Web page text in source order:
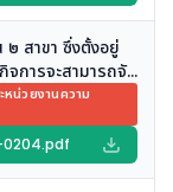
สาขา ซึ่งตั้งอยู่
การจะสามารถจัด
ชีพเพียง ๑ คน
นการทำงาน
น่วยงานความ